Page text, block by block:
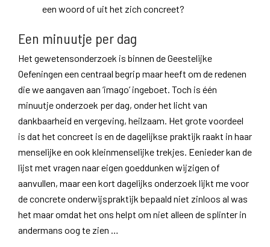
een woord of uit het zich concreet?
Een minuutje per dag
Het gewetensonderzoek is binnen de Geestelijke
Oefeningen een centraal begrip maar heeft om de redenen
die we aangaven aan ‘imago’ ingeboet. Toch is één
minuutje onderzoek per dag, onder het licht van
dankbaarheid en vergeving, heilzaam. Het grote voordeel
is dat het concreet is en de dagelijkse praktijk raakt in haar
menselijke en ook kleinmenselijke trekjes. Eenieder kan de
lijst met vragen naar eigen goeddunken wijzigen of
aanvullen, maar een kort dagelijks onderzoek lijkt me voor
de concrete onderwijspraktijk bepaald niet zinloos al was
het maar omdat het ons helpt om niet alleen de splinter in
andermans oog te zien …